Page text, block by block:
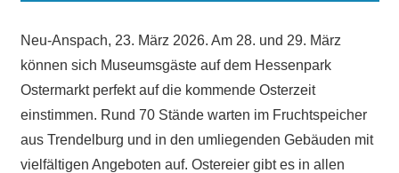
Neu-Anspach, 23. März 2026. Am 28. und 29. März
können sich Museumsgäste auf dem Hessenpark
Ostermarkt perfekt auf die kommende Osterzeit
einstimmen. Rund 70 Stände warten im Fruchtspeicher
aus Trendelburg und in den umliegenden Gebäuden mit
vielfältigen Angeboten auf. Ostereier gibt es in allen